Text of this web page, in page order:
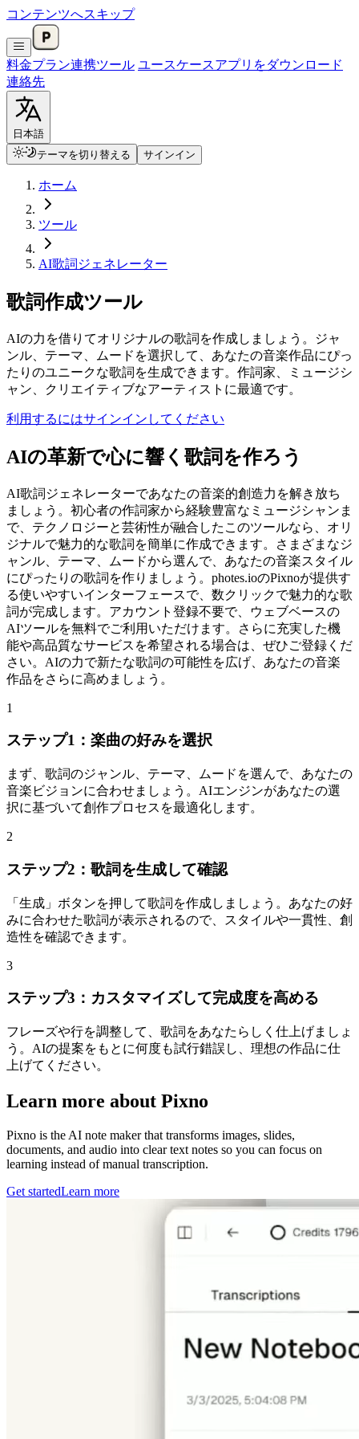
コンテンツへスキップ
料金プラン連携ツール ユースケースアプリをダウンロード
連絡先
日本語
テーマを切り替える
サインイン
ホーム
ツール
AI歌詞ジェネレーター
歌詞作成ツール
AIの力を借りてオリジナルの歌詞を作成しましょう。ジャ
ンル、テーマ、ムードを選択して、あなたの音楽作品にぴっ
たりのユニークな歌詞を生成できます。作詞家、ミュージシ
ャン、クリエイティブなアーティストに最適です。
利用するにはサインインしてください
AIの革新で心に響く歌詞を作ろう
AI歌詞ジェネレーターであなたの音楽的創造力を解き放ち
ましょう。初心者の作詞家から経験豊富なミュージシャンま
で、テクノロジーと芸術性が融合したこのツールなら、オリ
ジナルで魅力的な歌詞を簡単に作成できます。さまざまなジ
ャンル、テーマ、ムードから選んで、あなたの音楽スタイル
にぴったりの歌詞を作りましょう。photes.ioのPixnoが提供す
る使いやすいインターフェースで、数クリックで魅力的な歌
詞が完成します。アカウント登録不要で、ウェブベースの
AIツールを無料でご利用いただけます。さらに充実した機
能や高品質なサービスを希望される場合は、ぜひご登録くだ
さい。AIの力で新たな歌詞の可能性を広げ、あなたの音楽
作品をさらに高めましょう。
1
ステップ1：楽曲の好みを選択
まず、歌詞のジャンル、テーマ、ムードを選んで、あなたの
音楽ビジョンに合わせましょう。AIエンジンがあなたの選
択に基づいて創作プロセスを最適化します。
2
ステップ2：歌詞を生成して確認
「生成」ボタンを押して歌詞を作成しましょう。あなたの好
みに合わせた歌詞が表示されるので、スタイルや一貫性、創
造性を確認できます。
3
ステップ3：カスタマイズして完成度を高める
フレーズや行を調整して、歌詞をあなたらしく仕上げましょ
う。AIの提案をもとに何度も試行錯誤し、理想の作品に仕
上げてください。
Learn more about Pixno
Pixno is the AI note maker that transforms images, slides,
documents, and audio into clear text notes so you can focus on
learning instead of manual transcription.
Get startedLearn more